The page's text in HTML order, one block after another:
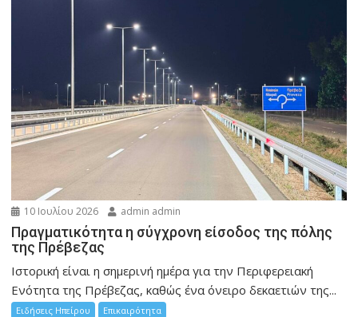
10 Ιουλίου 2026 admin admin
Πραγματικότητα η σύγχρονη είσοδος της πόλης
της Πρέβεζας
Ιστορική είναι η σημερινή ημέρα για την Περιφερειακή
Ενότητα της Πρέβεζας, καθώς ένα όνειρο δεκαετιών της...
Ειδήσεις Ηπείρου Επικαιρότητα